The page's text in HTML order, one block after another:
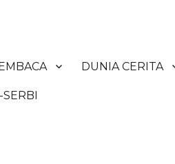
DUNIA CERITA